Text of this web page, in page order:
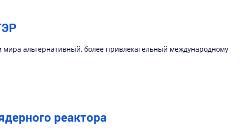
альтернативный, более привлекательный международному
реактора